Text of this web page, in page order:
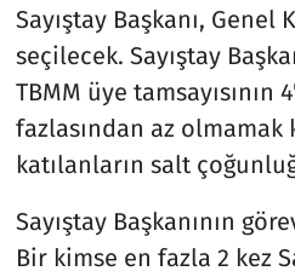
Sayıştay Başkanı,
seçilecek. Sayıştay
TBMM üye tamsayısının
fazlasından az olmamak
katılanların salt
Sayıştay Başkanının
Bir kimse en fazla 2 kez